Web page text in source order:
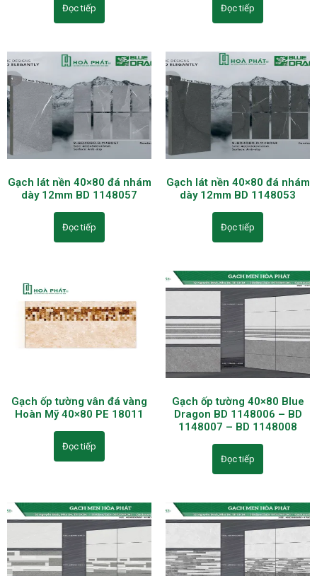
Đọc tiếp Đọc tiếp
Gạch lát nền 40×80 đá nhám
dày 12mm BD 1148057
Đọc tiếp
Gạch lát nền 40×80 đá nhám
dày 12mm BD 1148053
Đọc tiếp
Gạch ốp tường vân đá vàng
Hoàn Mỹ 40×80 PE 18011
Đọc tiếp
Gạch ốp tường 40×80 Blue
Dragon BD 1148006 – BD
1148007 – BD 1148008
Đọc tiếp